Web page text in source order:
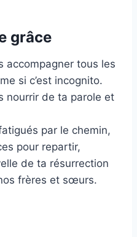
grâce
accompagner tous les
si c’est incognito.
nourrir de ta parole et
par le chemin,
pour repartir,
de ta résurrection
frères et sœurs.